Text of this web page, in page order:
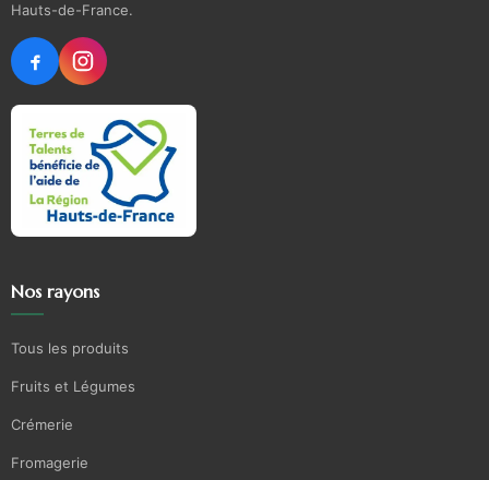
Hauts-de-France.
Nos rayons
Tous les produits
Fruits et Légumes
Crémerie
Fromagerie